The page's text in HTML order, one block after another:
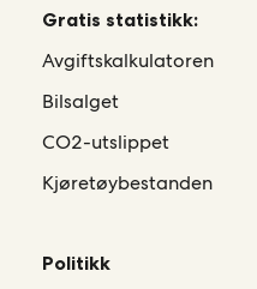
Gratis statistikk:
Avgiftskalkulatoren
Bilsalget
CO2-utslippet
Kjøretøybestanden
Politikk